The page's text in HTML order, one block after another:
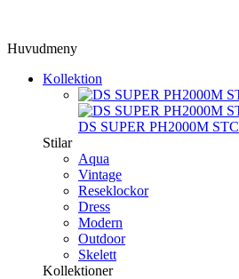
Huvudmeny
Kollektion
DS SUPER PH2000M STC
Stilar
Aqua
Vintage
Reseklockor
Dress
Modern
Outdoor
Skelett
Kollektioner